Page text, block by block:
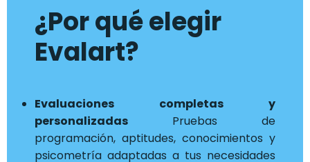
¿Por qué elegir
Evalart?
Evaluaciones completas y
personalizadas Pruebas de
programación, aptitudes, conocimientos y
psicometría adaptadas a tus necesidades